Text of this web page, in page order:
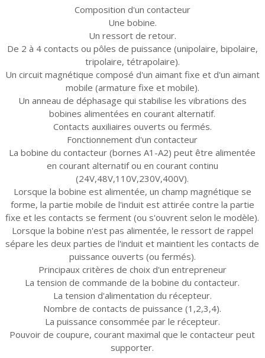
Composition d'un contacteur
Une bobine.
Un ressort de retour.
De 2 à 4 contacts ou pôles de puissance (unipolaire, bipolaire,
tripolaire, tétrapolaire).
Un circuit magnétique composé d'un aimant fixe et d'un aimant
mobile (armature fixe et mobile).
Un anneau de déphasage qui stabilise les vibrations des
bobines alimentées en courant alternatif.
Contacts auxiliaires ouverts ou fermés.
Fonctionnement d'un contacteur
La bobine du contacteur (bornes A1-A2) peut être alimentée
en courant alternatif ou en courant continu
(24V,48V,110V,230V,400V).
Lorsque la bobine est alimentée, un champ magnétique se
forme, la partie mobile de l'induit est attirée contre la partie
fixe et les contacts se ferment (ou s'ouvrent selon le modèle).
Lorsque la bobine n'est pas alimentée, le ressort de rappel
sépare les deux parties de l'induit et maintient les contacts de
puissance ouverts (ou fermés).
Principaux critères de choix d'un entrepreneur
La tension de commande de la bobine du contacteur.
La tension d'alimentation du récepteur.
Nombre de contacts de puissance (1,2,3,4).
La puissance consommée par le récepteur.
Pouvoir de coupure, courant maximal que le contacteur peut
supporter.